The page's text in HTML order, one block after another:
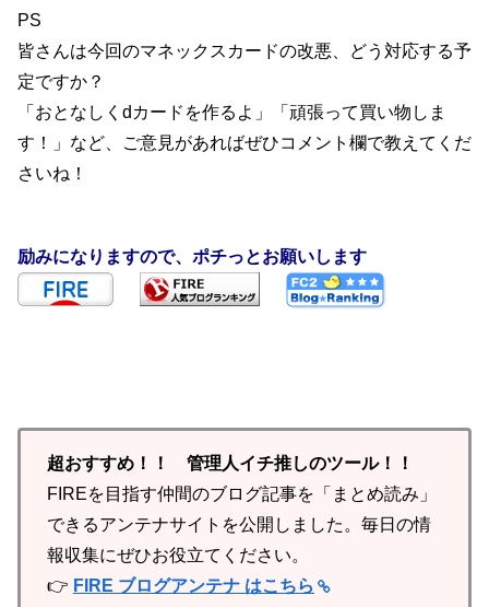
PS
皆さんは今回のマネックスカードの改悪、どう対応する予
定ですか？
「おとなしくdカードを作るよ」「頑張って買い物しま
す！」など、ご意見があればぜひコメント欄で教えてくだ
さいね！
励みになりますので、ポチっとお願いします
超おすすめ！！ 管理人イチ推しのツール！！
FIREを目指す仲間のブログ記事を「まとめ読み」
できるアンテナサイトを公開しました。毎日の情
報収集にぜひお役立てください。
👉 FIRE ブログアンテナ はこちら